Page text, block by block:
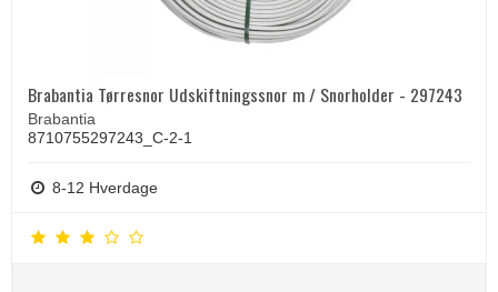
Brabantia Tørresnor Udskiftningssnor m / Snorholder - 297243
Brabantia
8710755297243_C-2-1
8-12 Hverdage